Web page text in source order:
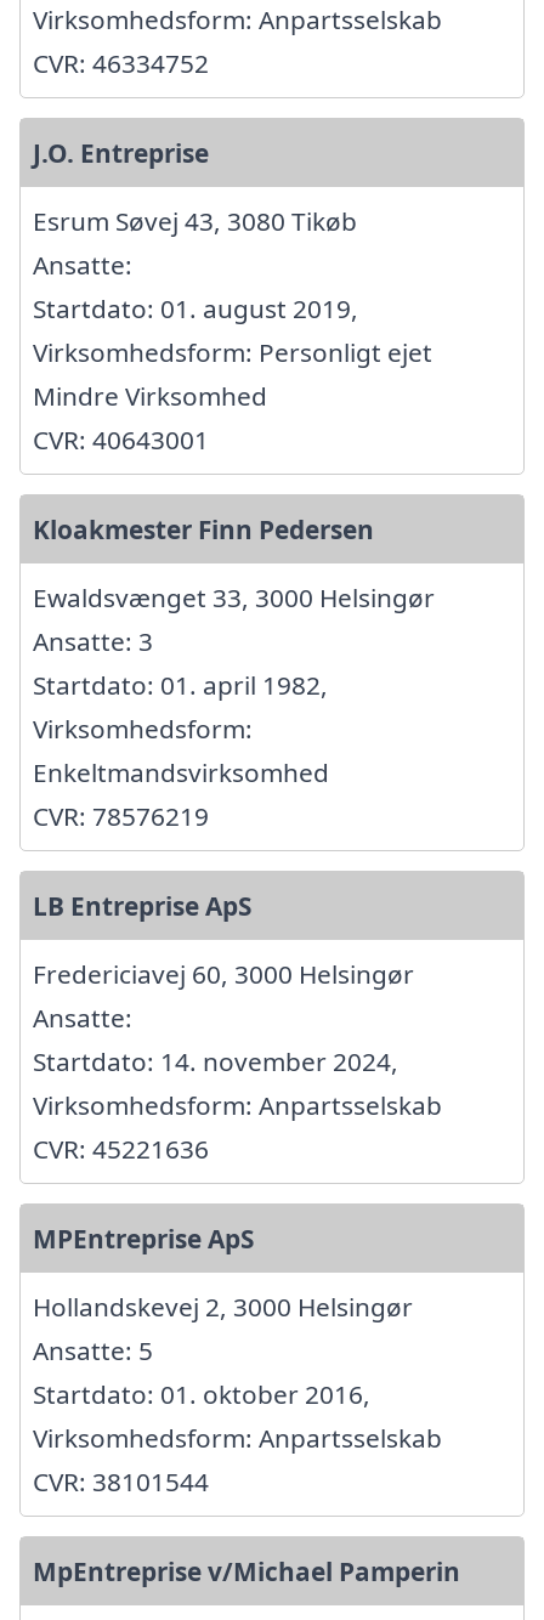
Virksomhedsform: Anpartsselskab
CVR: 46334752
J.O. Entreprise
Esrum Søvej 43, 3080 Tikøb
Ansatte:
Startdato: 01. august 2019,
Virksomhedsform: Personligt ejet
Mindre Virksomhed
CVR: 40643001
Kloakmester Finn Pedersen
Ewaldsvænget 33, 3000 Helsingør
Ansatte: 3
Startdato: 01. april 1982,
Virksomhedsform:
Enkeltmandsvirksomhed
CVR: 78576219
LB Entreprise ApS
Fredericiavej 60, 3000 Helsingør
Ansatte:
Startdato: 14. november 2024,
Virksomhedsform: Anpartsselskab
CVR: 45221636
MPEntreprise ApS
Hollandskevej 2, 3000 Helsingør
Ansatte: 5
Startdato: 01. oktober 2016,
Virksomhedsform: Anpartsselskab
CVR: 38101544
MpEntreprise v/Michael Pamperin